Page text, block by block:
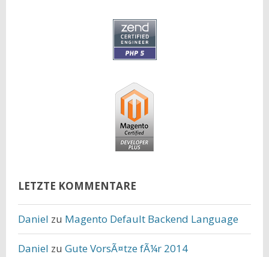
LETZTE KOMMENTARE
Daniel zu Magento Default Backend Language
Daniel zu Gute VorsÃ¤tze fÃ¼r 2014